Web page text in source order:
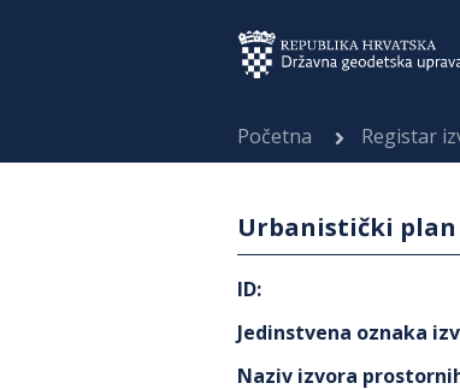
Početna Registar
Urbanistički
ID:
Jedinstvena oznaka
Naziv izvora